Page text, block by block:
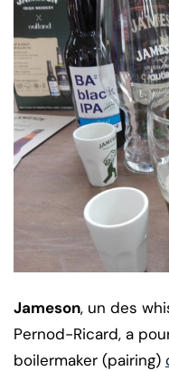
Jameson, un des
Pernod-Ricard, a
boilermaker (pairing)